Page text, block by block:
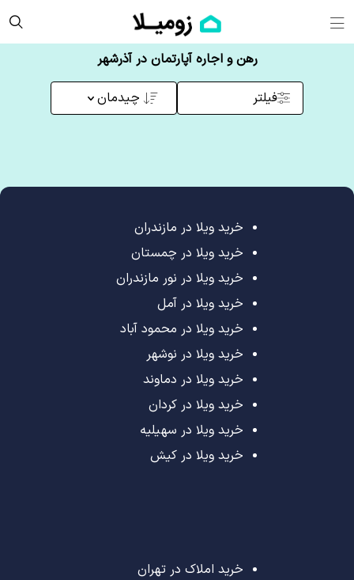
رهن و اجاره آپارتمان در آذرشهر
فیلتر چیدمان
خرید ویلا در مازندران
خرید ویلا در چمستان
خرید ویلا در نور مازندران
خرید ویلا در آمل
خرید ویلا در محمود آباد
خرید ویلا در نوشهر
خرید ویلا در دماوند
خرید ویلا در کردان
خرید ویلا در سهیلیه
خرید ویلا در کیش
خرید املاک در تهران